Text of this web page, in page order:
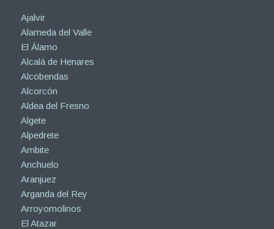
Ajalvir
Alameda del Valle
El Álamo
Alcalá de Henares
Alcobendas
Alcorcón
Aldea del Fresno
Algete
Alpedrete
Ambite
Anchuelo
Aranjuez
Arganda del Rey
Arroyomolinos
El Atazar